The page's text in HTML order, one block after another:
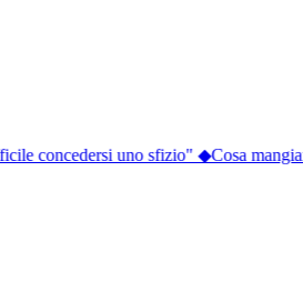
concedersi uno sfizio"◆ Cosa